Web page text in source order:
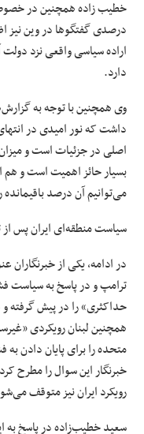
درصدی گفتگوها در وین نیز
اراده سیاسی واقعی نزد
دارد.
وی همچنین با توجه به
داشت که نور امیدی در
اصلی در جزئیات است و
بسیار حائز اهمیت است و هم
می‌توانیم آن درصد
سیاست منطقه‌ای ایران پس
در ادامه، یکی از خبرنگاران
ترامپ و در پاسخ به سیاست
حداکثری» را در پیش گرفته
همچنین لبنان رویکردی
متحده را برای پایان دادن
خبرنگار این سوال را مطرح
رویکرد ایران نیز متوقف
سعید خطیب‌زاده در پاسخ به